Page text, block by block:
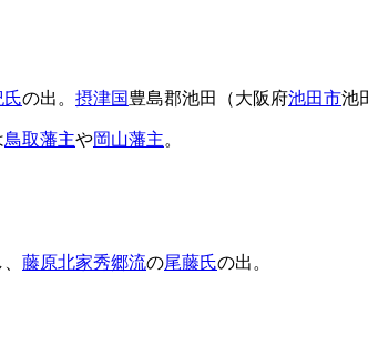
氏の出。 摂津国豊島郡池田（大阪府池田市池
鳥取藩主や岡山藩主。
藤原北家秀郷流の尾藤氏の出。